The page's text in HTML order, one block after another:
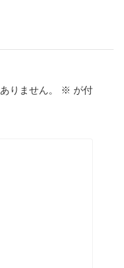
りません。 ※ が付